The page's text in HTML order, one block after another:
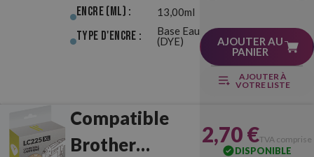
Encre (ml) : 13,00ml
Type d'Encre :
Base Eau
(DYE)
AJOUTER AU
PANIER
AJOUTER À
VOTRE LISTE
Compatible
Brother
2,70 €TVA comprise
DISPONIBLE